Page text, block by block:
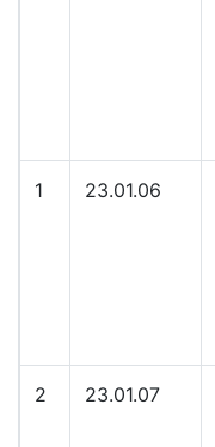
1 23.01.06
2 23.01.07